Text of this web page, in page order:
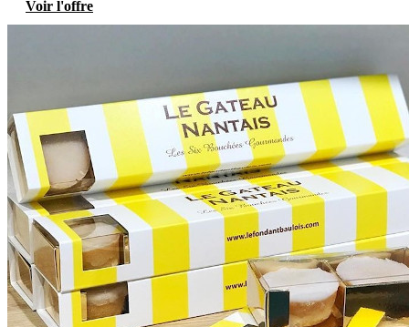
Voir l'offre